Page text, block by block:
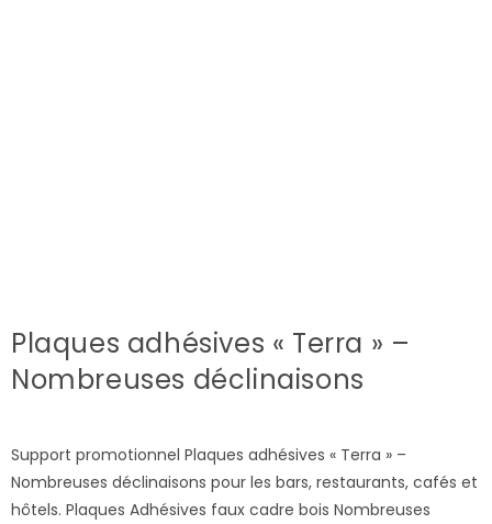
Plaques adhésives « Terra » –
Nombreuses déclinaisons
Support promotionnel Plaques adhésives « Terra » –
Nombreuses déclinaisons pour les bars, restaurants, cafés et
hôtels. Plaques Adhésives faux cadre bois Nombreuses